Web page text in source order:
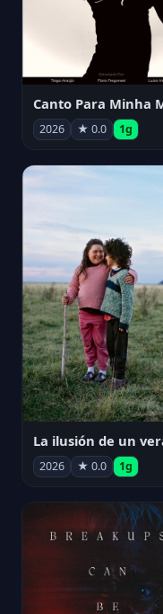
2026 ★ 0.0 1g
2026 ★ 0.0 1g